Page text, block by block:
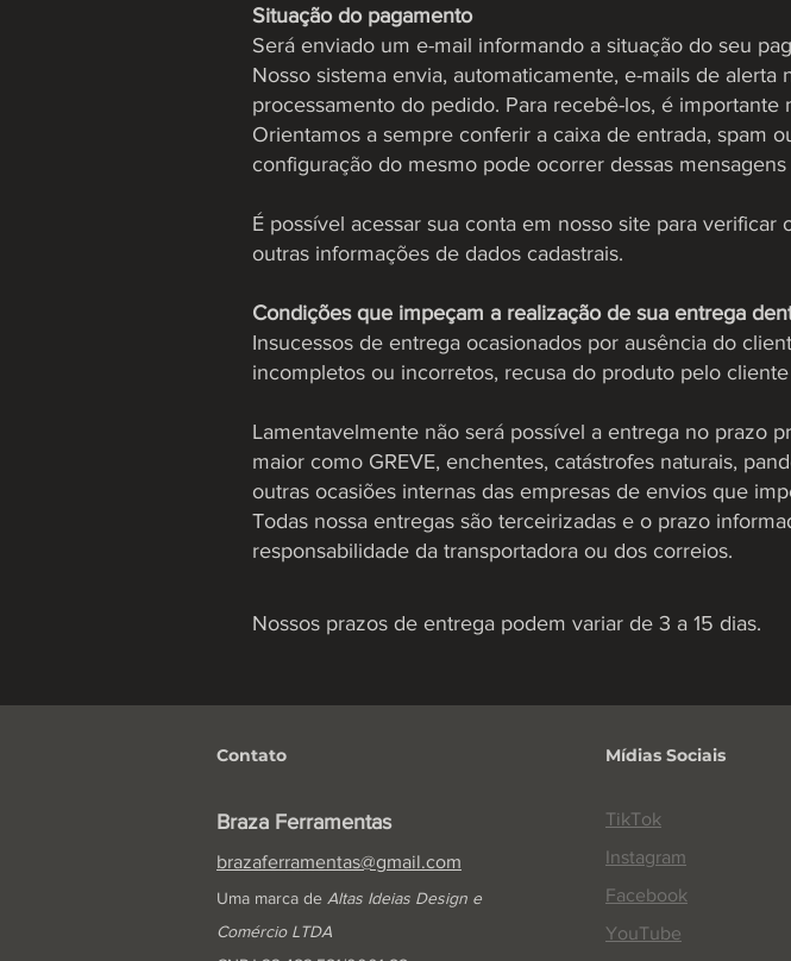
Situação do pagamento
Será enviado um e-mail informando a situação do seu
Nosso sistema envia, automaticamente, e-mails de
processamento do pedido. Para recebê-los, é
Orientamos a sempre conferir a caixa de entrada, spam
configuração do mesmo pode ocorrer dessas
É possível acessar sua conta em nosso site para
outras informações de dados cadastrais.
Condições que impeçam a realização de sua entrega
Insucessos de entrega ocasionados por ausência do
incompletos ou incorretos, recusa do produto pelo
Lamentavelmente não será possível a entrega no prazo
maior como GREVE, enchentes, catástrofes naturais,
outras ocasiões internas das empresas de envios que
Todas nossa entregas são terceirizadas e o prazo
responsabilidade da transportadora ou dos correios.
Nossos prazos de entrega podem variar de 3 a 15 dias.
Contato
Braza Ferramentas
brazaferramentas@gmail.com
Uma marca de Altas Ideias Design e
Comércio LTDA
Mídias Sociais
TikTok
Instagram
Facebook
YouTube